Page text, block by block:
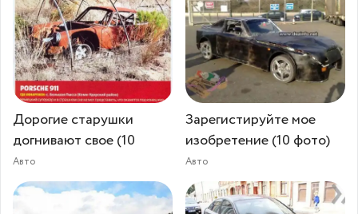
Дорогие старушки
догнивают свое (10
Авто
Зарегистируйте мое
изобретение (10 фото)
Авто